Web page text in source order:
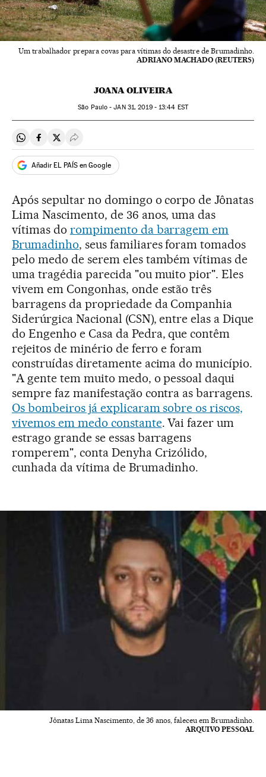
Um trabalhador prepara covas para vítimas do desastre de Brumadinho.
ADRIANO MACHADO (REUTERS)
JOANA OLIVEIRA
São Paulo -JAN 31, 2019 - 13:44 EST
Compartir en Whatsapp
Compartir en Facebook
Compartir en Twitter
Desplegar Redes Sociales
Añadir EL PAÍS en Google
Após sepultar no domingo o corpo de Jônatas
Lima Nascimento, de 36 anos, uma das
vítimas do rompimento da barragem em
Brumadinho, seus familiares foram tomados
pelo medo de serem eles também vítimas de
uma tragédia parecida "ou muito pior". Eles
vivem em Congonhas, onde estão três
barragens da propriedade da Companhia
Siderúrgica Nacional (CSN), entre elas a Dique
do Engenho e Casa da Pedra, que contêm
rejeitos de minério de ferro e foram
construídas diretamente acima do município.
"A gente tem muito medo, o pessoal daqui
sempre faz manifestação contra as barragens.
Os bombeiros já explicaram sobre os riscos,
vivemos em medo constante. Vai fazer um
estrago grande se essas barragens
romperem", conta Denyha Crizólido,
cunhada da vítima de Brumadinho.
Jônatas Lima Nascimento, de 36 anos, faleceu em Brumadinho.
ARQUIVO PESSOAL